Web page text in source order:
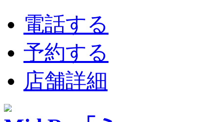
電話する
予約する
店舗詳細